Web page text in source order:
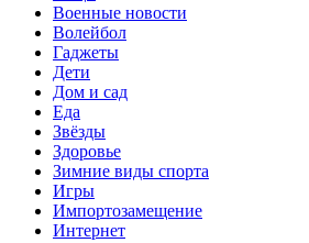
Военные новости
Волейбол
Гаджеты
Дети
Дом и сад
Еда
Звёзды
Здоровье
Зимние виды спорта
Игры
Импортозамещение
Интернет